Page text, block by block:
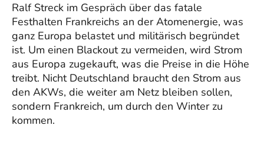
Ralf Streck im Gespräch über das fatale
Festhalten Frankreichs an der Atomenergie, was
ganz Europa belastet und militärisch begründet
ist. Um einen Blackout zu vermeiden, wird Strom
aus Europa zugekauft, was die Preise in die Höhe
treibt. Nicht Deutschland braucht den Strom aus
den AKWs, die weiter am Netz bleiben sollen,
sondern Frankreich, um durch den Winter zu
kommen.